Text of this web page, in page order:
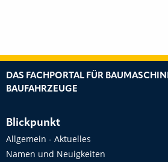
DAS FACHPORTAL FÜR
BAUFAHRZEUGE
Blickpunkt
Allgemein - Aktuelles
Namen und Neuigkeiten